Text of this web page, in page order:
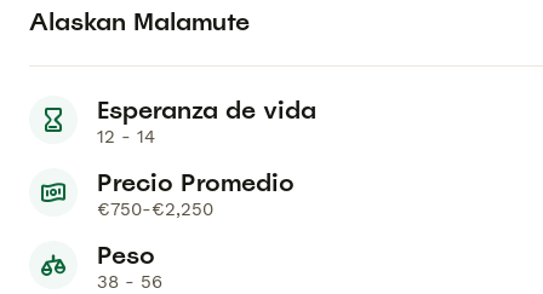
Alaskan Malamute
Esperanza de vida
12 - 14
Precio Promedio
€750-€2,250
Peso
38 - 56